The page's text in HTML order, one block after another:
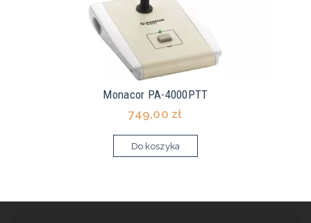
Monacor PA-4000PTT
749,00 zł
Do koszyka